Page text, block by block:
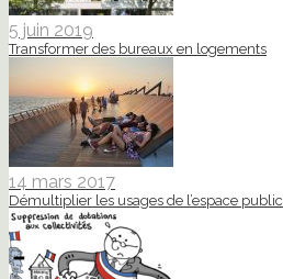
5 juin 2019
Transformer des bureaux en logements
14 mars 2017
Démultiplier les usages de l’espace public